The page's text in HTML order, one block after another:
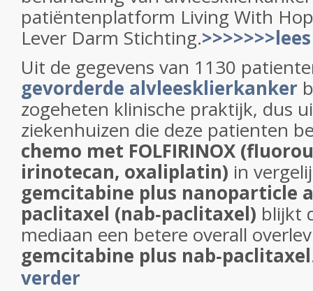
patiëntenplatform Living With
Lever Darm Stichting.
Uit de gegevens van 1130
gevorderde alvleesklierkanker
zogeheten klinische praktijk, dus
ziekenhuizen die deze patienten
chemo met FOLFIRINOX
irinotecan, oxaliplatin) in
gemcitabine plus nanoparticle
paclitaxel (nab‐paclitaxel) blijkt
mediaan een betere overall
gemcitabine plus nab‐paclitaxel
verder